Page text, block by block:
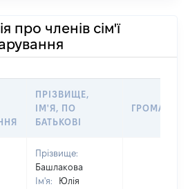
про членів сім'ї
ПРІЗВИЩЕ,
ІМ'Я, ПО
БАТЬКОВІ
Прізвище:
Башлакова
Ім'я:
Юлія